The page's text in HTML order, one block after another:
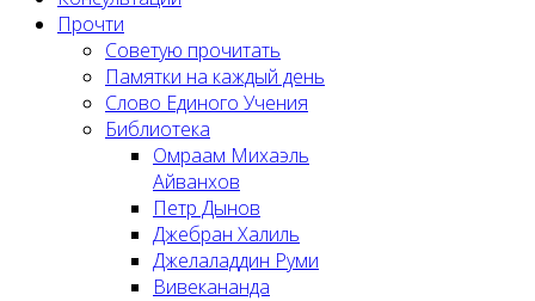
Прочти
Советую прочитать
Памятки на каждый день
Слово Единого Учения
Библиотека
Омраам Михаэль
Айванхов
Петр Дынов
Джебран Халиль
Джелаладдин Руми
Вивекананда